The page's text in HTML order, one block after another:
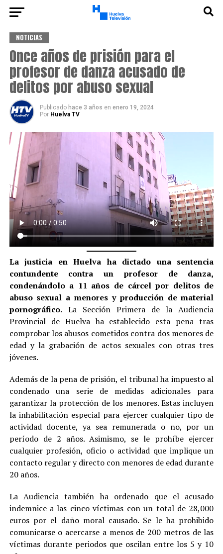
NOTICIAS
Once años de prisión para el
profesor de danza acusado de
delitos por abuso sexual
Publicado hace 3 años en enero 19, 2024
Por Huelva TV
La justicia en Huelva ha dictado una sentencia
contundente contra un profesor de danza,
condenándolo a 11 años de cárcel por delitos de
abuso sexual a menores y producción de material
pornográfico.La Sección Primera de la Audiencia
Provincial de Huelva ha establecido esta pena tras
comprobar los abusos cometidos contra dos menores de
edad y la grabación de actos sexuales con otras tres
jóvenes.
Además de la pena de prisión, el tribunal ha impuesto al
condenado una serie de medidas adicionales para
garantizar la protección de los menores. Estas incluyen
la inhabilitación especial para ejercer cualquier tipo de
actividad docente, ya sea remunerada o no, por un
período de 2 años. Asimismo, se le prohíbe ejercer
cualquier profesión, oficio o actividad que implique un
contacto regular y directo con menores de edad durante
20 años.
La Audiencia también ha ordenado que el acusado
indemnice a las cinco víctimas con un total de 28,000
euros por el daño moral causado. Se le ha prohibido
comunicarse o acercarse a menos de 200 metros de las
víctimas durante periodos que oscilan entre los 5 y 10